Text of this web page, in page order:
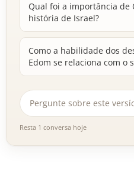
Qual foi a importância de
história de Israel?
Como a habilidade dos
Edom se relaciona com o
Resta 1 conversa hoje